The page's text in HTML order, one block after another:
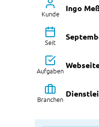
Kunde
Ingo
Seit
Aufgaben
Branchen